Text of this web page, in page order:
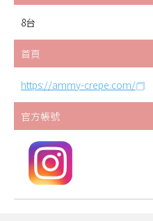
8台
首頁
https://ammy-crepe.com/
官方帳號